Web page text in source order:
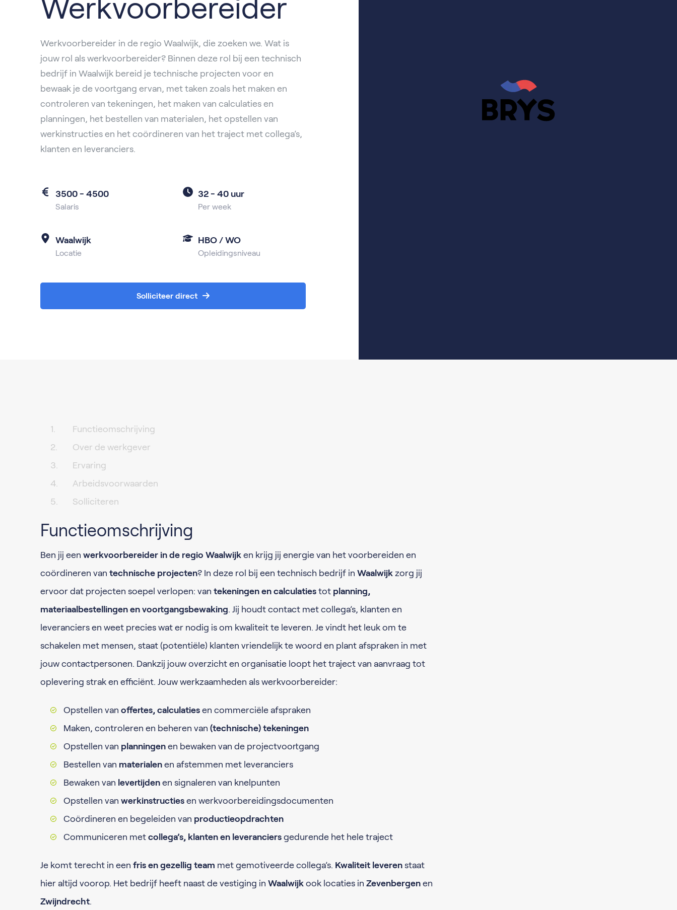
Werkvoorbereider
Werkvoorbereider in de regio Waalwijk, die zoeken we. Wat is
jouw rol als werkvoorbereider? Binnen deze rol bij een technisch
bedrijf in Waalwijk bereid je technische projecten voor en
bewaak je de voortgang ervan, met taken zoals het maken en
controleren van tekeningen, het maken van calculaties en
planningen, het bestellen van materialen, het opstellen van
werkinstructies en het coördineren van het traject met collega’s,
klanten en leveranciers.
3500 - 4500
Salaris
32 - 40 uur
Per week
Waalwijk
Locatie
HBO / WO
Opleidingsniveau
Solliciteer direct
Functieomschrijving
Over de werkgever
Ervaring
Arbeidsvoorwaarden
Solliciteren
Functieomschrijving
Ben jij een werkvoorbereider in de regio Waalwijk en krijg jij energie van het voorbereiden en
coördineren van technische projecten? In deze rol bij een technisch bedrijf in Waalwijk zorg jij
ervoor dat projecten soepel verlopen: van tekeningen en calculaties tot planning,
materiaalbestellingen en voortgangsbewaking. Jij houdt contact met collega’s, klanten en
leveranciers en weet precies wat er nodig is om kwaliteit te leveren. Je vindt het leuk om te
schakelen met mensen, staat (potentiële) klanten vriendelijk te woord en plant afspraken in met
jouw contactpersonen. Dankzij jouw overzicht en organisatie loopt het traject van aanvraag tot
oplevering strak en efficiënt. Jouw werkzaamheden als werkvoorbereider:
Opstellen van offertes, calculaties en commerciële afspraken
Maken, controleren en beheren van (technische) tekeningen
Opstellen van planningen en bewaken van de projectvoortgang
Bestellen van materialen en afstemmen met leveranciers
Bewaken van levertijden en signaleren van knelpunten
Opstellen van werkinstructies en werkvoorbereidingsdocumenten
Coördineren en begeleiden van productieopdrachten
Communiceren met collega’s, klanten en leveranciers gedurende het hele traject
Je komt terecht in een fris en gezellig team met gemotiveerde collega’s. Kwaliteit leveren staat
hier altijd voorop. Het bedrijf heeft naast de vestiging in Waalwijk ook locaties in Zevenbergen en
Zwijndrecht.